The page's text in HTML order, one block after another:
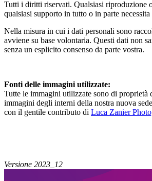
Tutti i diritti riservati. Qualsiasi riproduzione
qualsiasi supporto in tutto o in parte
Nella misura in cui i dati personali sono
avviene su base volontaria. Questi dati non
senza un esplicito consenso da parte vostra.
Fonti delle immagini utilizzate:
Tutte le immagini utilizzate sono di proprietà
immagini degli interni della nostra nuova
con il gentile contributo di Luca Zanier
Versione 2023_12